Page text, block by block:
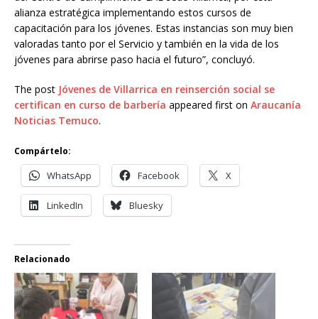
alianza estratégica implementando estos cursos de
capacitación para los jóvenes. Estas instancias son muy bien
valoradas tanto por el Servicio y también en la vida de los
jóvenes para abrirse paso hacia el futuro”, concluyó.
The post Jóvenes de Villarrica en reinserción social se
certifican en curso de barbería appeared first on Araucanía
Noticias Temuco.
Compártelo:
WhatsApp Facebook X
LinkedIn Bluesky
Relacionado